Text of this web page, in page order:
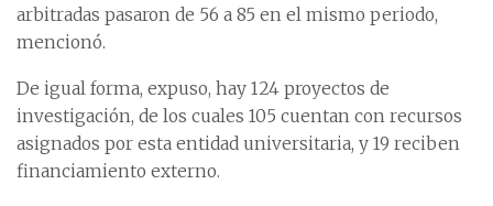
arbitradas pasaron de 56 a 85 en el mismo periodo,
mencionó.
De igual forma, expuso, hay 124 proyectos de
investigación, de los cuales 105 cuentan con recursos
asignados por esta entidad universitaria, y 19 reciben
financiamiento externo.